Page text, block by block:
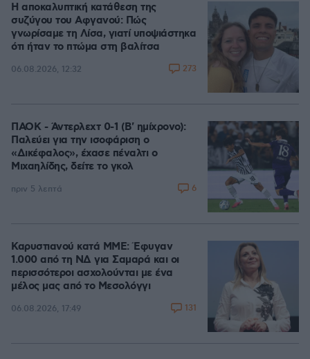
Η αποκαλυπτική κατάθεση της
συζύγου του Αφγανού: Πώς
γνωρίσαμε τη Λίσα, γιατί υποψιάστηκα
ότι ήταν το πτώμα στη βαλίτσα
06.08.2026, 12:32 273
ΠΑΟΚ - Άντερλεχτ 0-1 (Β' ημίχρονο):
Παλεύει για την ισοφάριση ο
«Δικέφαλος», έχασε πέναλτι ο
Μιχαηλίδης, δείτε το γκολ
πριν 5 λεπτά 6
Καρυστιανού κατά ΜΜΕ: Έφυγαν
1.000 από τη ΝΔ για Σαμαρά και οι
περισσότεροι ασχολούνται με ένα
μέλος μας από το Μεσολόγγι
06.08.2026, 17:49 131